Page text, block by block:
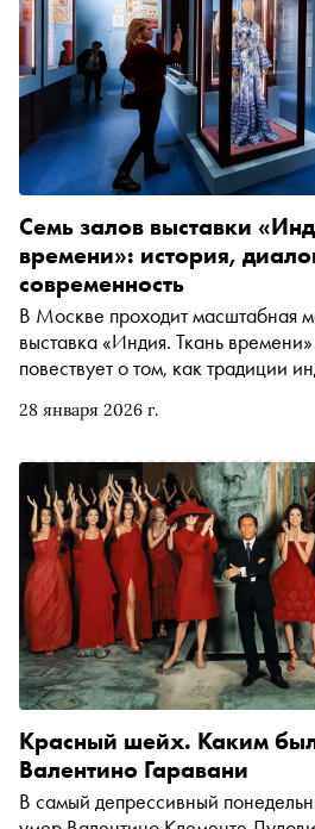
28 января 2026 г.
Семь залов выставки
времени»: история,
современность
В Москве проходит масштабная международная
выставка «Индия. Ткань
повествует о том, как традиции
мире. Кураторы Людмила
и рассказали про самые
Красный шейх. Каким
Валентино Гаравани
В самый депрессивный